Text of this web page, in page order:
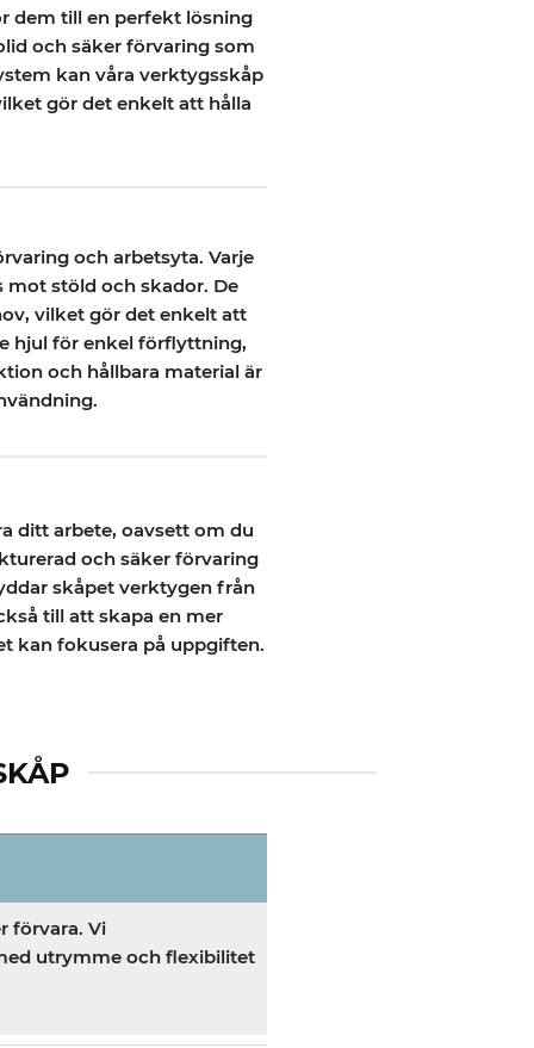
dem till en perfekt lösning
och säker förvaring som
kan våra verktygsskåp
gör det enkelt att hålla
och arbetsyta. Varje
mot stöld och skador. De
vilket gör det enkelt att
hjul för enkel förflyttning,
och hållbara material är
ditt arbete, oavsett om du
och säker förvaring
skåpet verktygen från
till att skapa en mer
kan fokusera på uppgiften.
förvara. Vi
utrymme och flexibilitet